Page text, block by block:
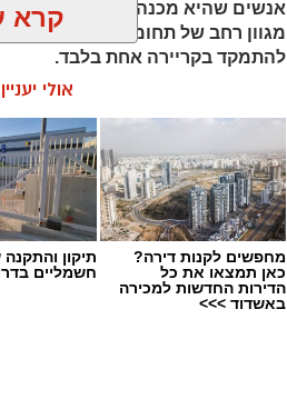
מגוון רחב של תחומי עניין,
להתמקד בקריירה אחת בלבד.
קרא
אולי
מחפשים לקנות דירה?
כאן תמצאו את כל
הדירות החדשות למכירה
באשדוד >>>
תיקון
חשמליים